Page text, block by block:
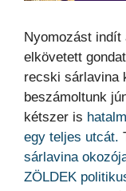
Nyomozást indít
elkövetett
recski sárlavina
beszámoltunk
kétszer is
egy teljes utcát.
sárlavina
ZÖLDEK